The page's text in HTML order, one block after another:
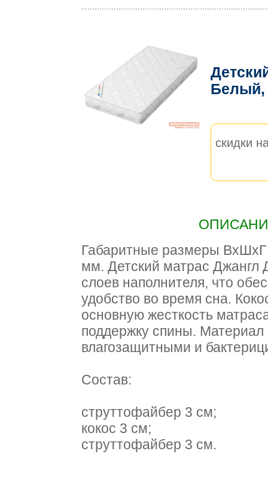
Белый,
скидки
Габаритные размеры
мм. Детский матрас Джангл
слоев наполнителя, что
удобство во время сна.
основную жесткость
поддержку спины.
влагозащитными и
Состав:
cтруттофайбер 3 см;
кокос 3 см;
cтруттофайбер 3 см.